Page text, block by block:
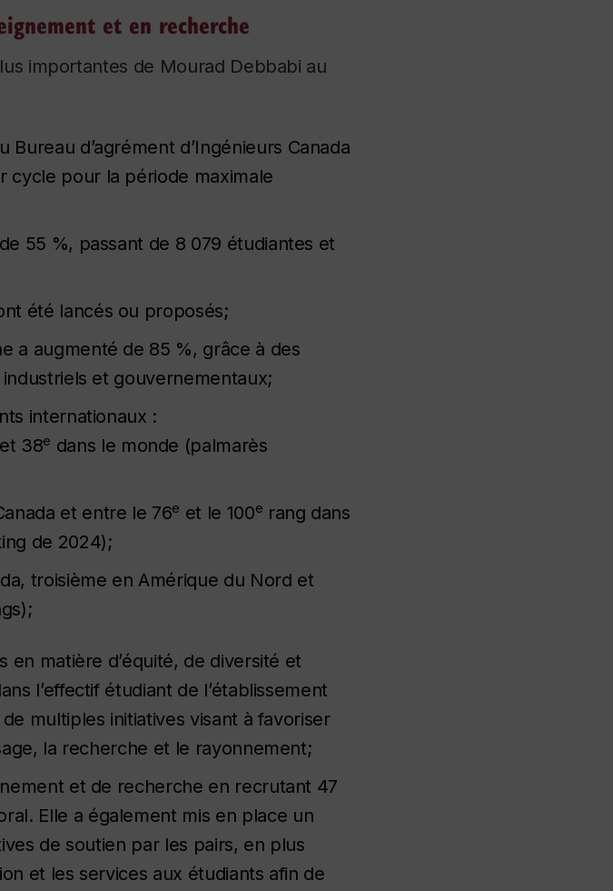
et en recherche
importantes de Mourad Debbabi au
Bureau d’agrément d’Ingénieurs Canada
cycle pour la période maximale
55 %, passant de 8 079 étudiantes et
été lancés ou proposés;
a augmenté de 85 %, grâce à des
et gouvernementaux;
internationaux :
38e dans le monde (palmarès
et entre le 76e et le 100e rang dans
de 2024);
troisième en Amérique du Nord et
en matière d’équité, de diversité et
l’effectif étudiant de l’établissement
multiples initiatives visant à favoriser
la recherche et le rayonnement;
et de recherche en recrutant 47
Elle a également mis en place un
de soutien par les pairs, en plus
et les services aux étudiants afin de